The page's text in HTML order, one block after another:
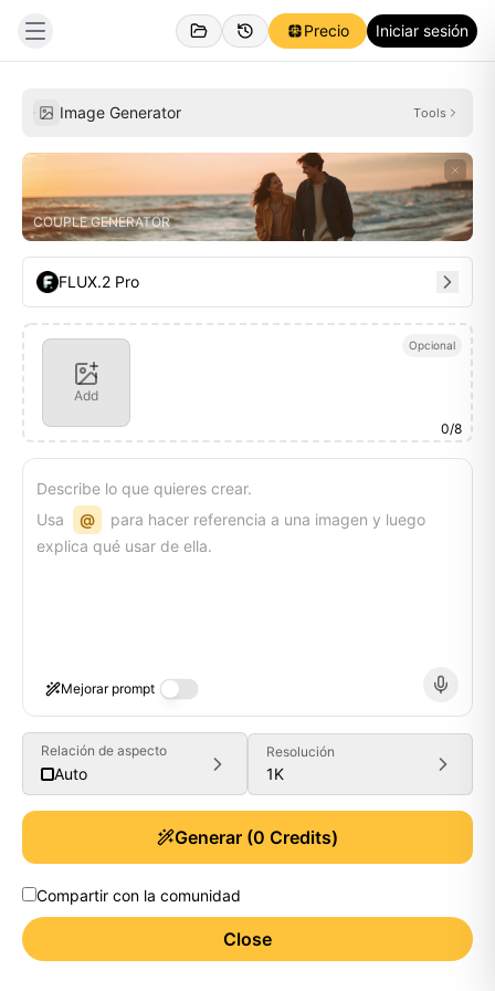
Precio Iniciar sesión
Image Generator Tools
COUPLE GENERATOR
FLUX.2 Pro
Opcional
Add
0/8
Describe lo que quieres crear.
Usa
@
para hacer referencia a una imagen y luego
explica qué usar de ella.
Mejorar prompt
Relación de aspecto
Auto
Resolución
1K
Generar (0 Credits)
Compartir con la comunidad
Close
Generate